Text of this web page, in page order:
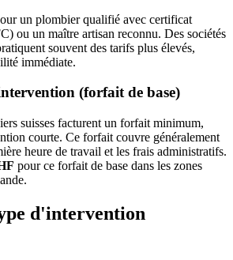
un plombier qualifié avec certificat
ou un maître artisan reconnu. Des sociétés
souvent des tarifs plus élevés,
immédiate.
(forfait de base)
suisses facturent un forfait minimum,
courte. Ce forfait couvre généralement
heure de travail et les frais administratifs.
pour ce forfait de base dans les zones
d'intervention